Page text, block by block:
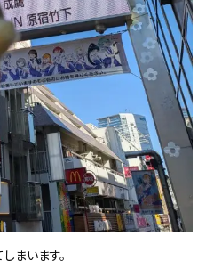
まいます。